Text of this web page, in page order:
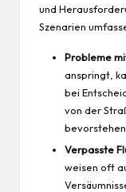
und
Szenarien
Probleme
anspringt,
bei
von der
Verpasste
weisen oft